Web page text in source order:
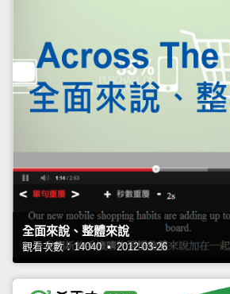
全面來說、整體來說
觀看次數：14040 • 2012-03-26